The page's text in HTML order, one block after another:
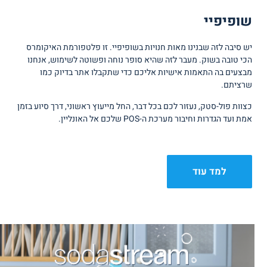
שופיפיי
יש סיבה לזה שבנינו מאות חנויות בשופיפיי. זו פלטפורמת האיקומרס
הכי טובה בשוק. מעבר לזה שהיא סופר נוחה ופשוטה לשימוש, אנחנו
מבצעים בה התאמות אישיות אליכם כדי שתקבלו אתר בדיוק כמו
שרציתם.
כצוות פול-סטק, נעזור לכם בכל דבר, החל מייעוץ ראשוני, דרך סיוע בזמן
אמת ועד הגדרות וחיבור מערכת ה-POS שלכם אל האונליין.
למד עוד